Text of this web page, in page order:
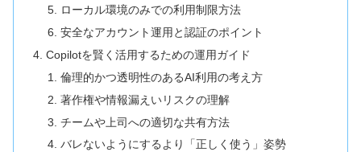
ローカル環境のみでの利用制限方法
安全なアカウント運用と認証のポイント
Copilotを賢く活用するための運用ガイド
倫理的かつ透明性のあるAI利用の考え方
著作権や情報漏えいリスクの理解
チームや上司への適切な共有方法
バレないようにするより「正しく使う」姿勢